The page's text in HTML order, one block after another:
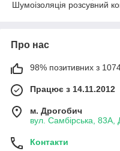
Шумоізоляція розсувний
Про нас
98% позитивних з 1074
Працює з 14.11.2012
м. Дрогобич
вул. Самбірська, 83А,
Контакти